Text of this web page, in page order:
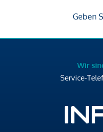
Geben
Wir
Service-